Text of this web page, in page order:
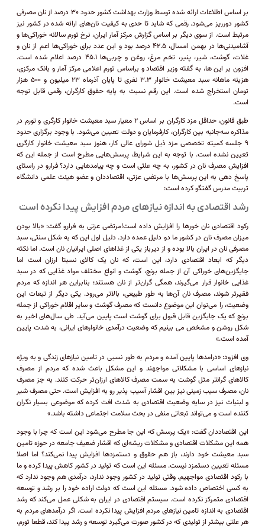
بر اساس اطلاعات ارائه شده توسط وزارت بهداشت کشور حدود ۳۰ درصد از نان مصرفی
کشور دورریز می‌شود. رقمی که شاید تا حدی به کیفیت نان‌های ارائه شده در کشور نیز
مرتبط است. از سوی دیگر بر اساس گزارش مرکز آمار ایران، نرخ تورم سالانه خوراکی‌ها و
آشامیدنی‌ها در بهمن امسال، ۴۲.۵ درصد بود و این عدد برای خوراکی‌ها اعم از نان و
غلات، گوشت، شیر، پنیر، تخم مرغ، روغن و چربی‌ها ۴۵.۱ درصد اعلام شده است.
افزون بر این ها، به گفته وزیر اقتصاد و براساس تورم اعلامی مرکز آمار و بانک مرکزی،
هزینه ماهانه سبد معیشت خانوار ۳.۳ نفری تا پایان آذرماه ۲۳ میلیون و ۵۰۰ هزار
تومان استخراج شده است. این رقم نسبت به پایه حقوق کارگران، رقمی قابل توجه
است.
طبق قانون، حداقل مزد کارگران بر اساس ۲ معیار سبد معیشت خانوار کارگری و تورم در
مذاکره سه‌جانبه بین کارگران، کارفرمایان و دولت تعیین می‌شود. با وجود برگزاری حدود
۹ جلسه کمیته تخصصی مزد ذیل شورای عالی کار، هنوز سبد معیشت خانوار کارگری
تعیین نشده است. با توجه به این شرایط، پرسش‌هایی مطرح است از جمله این که
افزایش مصرف نان در کشور، به چه علتی است و چه پیامد‌هایی دارد؟ فرارو در راستای
پاسخ دهی به این پرسش‌ها با مرتضی عزتی، اقتصاددان و عضو هیئت علمی دانشگاه
تربیت مدرس گفتگو کرده است:
رشد اقتصادی به اندازه نیاز‌های مردم افزایش پیدا نکرده است
رکود اقتصادی نان خور‌ها را افزایش داده است!مرتضی عزتی به فرارو گفت: «بالا بودن
میزان مصرف نان در کشور ما دو دلیل عمده دارد. دلیل اول این که به شکل سنتی، سبد
مصرفی نان در ایران بالا بوده و از دیرباز یکی از غذا‌های اصلی ایرانیان نان است. اما نکته
دیگر که ابعاد اقتصادی دارد، این است، که نان یک کالای نسبتا ارزان است اما
جایگزین‌های خوراکی آن از جمله برنج، گوشت و انواع مختلف مواد غذایی که در سبد
غذایی خانوار قرار می‌گیرند، همگی گران‌تر از نان هستند؛ بنابراین هر اندازه که مردم
فقیرتر شوند، مصرف نان آن‌ها به طور طبیعی، بالاتر می‌رود. یکی دیگر از تبعات این
وضعیت، را می‌توان این موضوع دانست که مصرف گوشت و سایر اقلام خوراکی از جمله
برنج که یک جایگزین قابل قبول برای گوشت است پایین می‌آید. طی سال‌های اخیر به
شکل روشن و مشخص می بینیم که وضعیت درآمدی خانوار‌های ایرانی، به شدت پایین
آمده است.»
وی افزود: «درامد‌ها پایین آمده و مردم به طور نسبی در تامین نیاز‌های زندگی و به ویژه
نیاز‌های اساسی با مشکلاتی مواجهند و این مشکل باعث شده که مردم از مصرف
کالا‌های گرانتر مثل گوشت به سمت مصرف کالا‌های ارزان‌تر حرکت کنند. به جز مصرف
نان، مصرف سیب زمینی نیز بین اقشار آسیب پذیر رو به افزایش است. حتی مصرف شیر
و لبنیات نیز در سایه وضعیت اقتصادی به شدت افت کرده که موضوعی بسیار نگران
کننده است و می‌تواند تبعاتی منفی در بحث سلامت اجتماعی داشته باشد.»
این اقتصاددان گفت: «یک پرسش که این جا مطرح می‌شود این است که چرا با وجود
همه این مشکلات اقتصادی و مشکلات ریشه‌ای که اقشار ضعیف جامعه در حوزه تامین
سبد معیشت خود دارند، باز هم حقوق و دستمزد‌ها افزایش پیدا نمی‌کند؟ اما اصلا
مسئله تعیین دستمزد نیست. مسئله این است که تولید در کشور کاهش پیدا کرده و ما
با رکود اقتصادی مواجهیم. وقتی تولید در کشور وجود ندارد، درآمدی هم وجود ندارد که
به کسی اختصاص داده شود. مسئله این است که دولت اراده خود را بر رشد و توسعه
اقتصادی متمرکز نکرده است. سیستم اقتصادی در ایران به شکلی عمل می‌کند که رشد
اقتصادی به اندازه تامین نیاز‌های مردم افزایش پیدا نکرده است. اگر درآمد‌های مردم به
هر علتی بیشتر از تولیدی که در کشور صورت می‌گیرد توسعه و رشد پیدا کند، قطعا تورم،